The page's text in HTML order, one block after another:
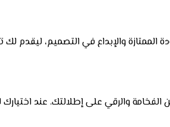
والإبداع في التصميم، ليقدم لك
والرقي على إطلالتك. عند اختيارك